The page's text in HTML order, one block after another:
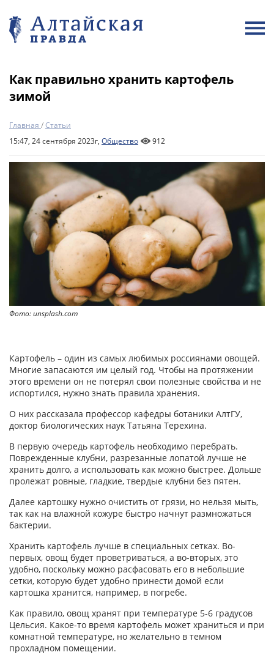
Как правильно хранить картофель
зимой
Главная /Статьи
15:47, 24 сентября 2023г, Общество 912
Фото: unsplash.com
Картофель – один из самых любимых россиянами овощей.
Многие запасаются им целый год. Чтобы на протяжении
этого времени он не потерял свои полезные свойства и не
испортился, нужно знать правила хранения.
О них рассказала профессор кафедры ботаники АлтГУ,
доктор биологических наук Татьяна Терехина.
В первую очередь картофель необходимо перебрать.
Поврежденные клубни, разрезанные лопатой лучше не
хранить долго, а использовать как можно быстрее. Дольше
пролежат ровные, гладкие, твердые клубни без пятен.
Далее картошку нужно очистить от грязи, но нельзя мыть,
так как на влажной кожуре быстро начнут размножаться
бактерии.
Хранить картофель лучше в специальных сетках. Во-
первых, овощ будет проветриваться, а во-вторых, это
удобно, поскольку можно расфасовать его в небольшие
сетки, которую будет удобно принести домой если
картошка хранится, например, в погребе.
Как правило, овощ хранят при температуре 5-6 градусов
Цельсия. Какое-то время картофель может храниться и при
комнатной температуре, но желательно в темном
прохладном помещении.